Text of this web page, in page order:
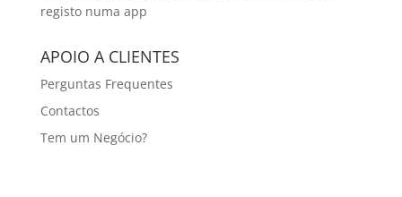
registo numa app
APOIO A CLIENTES
Perguntas Frequentes
Contactos
Tem um Negócio?